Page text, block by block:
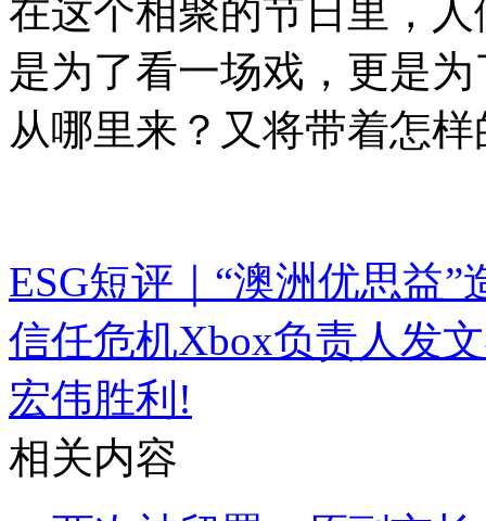
在这个相聚的节日里，
是为了看一场戏，更是
从哪里来？又将带着怎
ESG短评｜“澳洲优思益
信任危机Xbox负责人发
宏伟胜利!
相关内容